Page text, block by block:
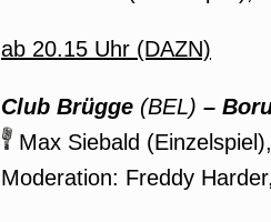
ab 20.15 Uhr (DAZN)
Club Brügge (BEL) –
Max Siebald
Moderation: Freddy